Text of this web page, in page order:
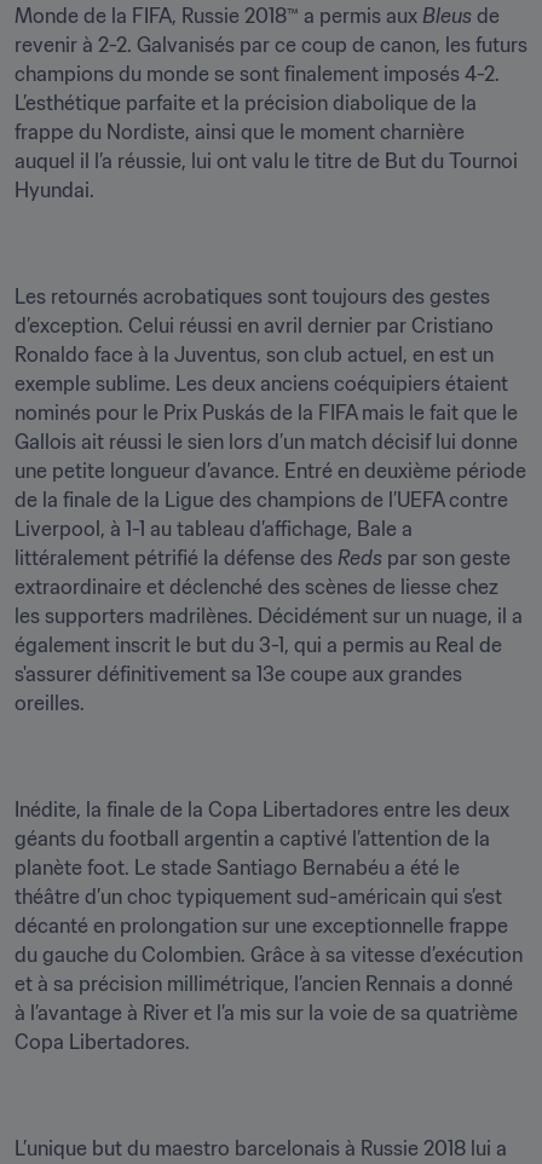
Monde de la FIFA, Russie 2018™ a permis aux Bleus de
revenir à 2-2. Galvanisés par ce coup de canon, les futurs
champions du monde se sont finalement imposés 4-2.
L’esthétique parfaite et la précision diabolique de la
frappe du Nordiste, ainsi que le moment charnière
auquel il l’a réussie, lui ont valu le titre de But du Tournoi
Hyundai.
Les retournés acrobatiques sont toujours des gestes
d’exception. Celui réussi en avril dernier par Cristiano
Ronaldo face à la Juventus, son club actuel, en est un
exemple sublime. Les deux anciens coéquipiers étaient
nominés pour le Prix Puskás de la FIFA mais le fait que le
Gallois ait réussi le sien lors d’un match décisif lui donne
une petite longueur d’avance. Entré en deuxième période
de la finale de la Ligue des champions de l’UEFA contre
Liverpool, à 1-1 au tableau d’affichage, Bale a
littéralement pétrifié la défense des Reds par son geste
extraordinaire et déclenché des scènes de liesse chez
les supporters madrilènes. Décidément sur un nuage, il a
également inscrit le but du 3-1, qui a permis au Real de
s'assurer définitivement sa 13e coupe aux grandes
oreilles.
Inédite, la finale de la Copa Libertadores entre les deux
géants du football argentin a captivé l’attention de la
planète foot. Le stade Santiago Bernabéu a été le
théâtre d’un choc typiquement sud-américain qui s’est
décanté en prolongation sur une exceptionnelle frappe
du gauche du Colombien. Grâce à sa vitesse d’exécution
et à sa précision millimétrique, l’ancien Rennais a donné
à l’avantage à River et l’a mis sur la voie de sa quatrième
Copa Libertadores.
L’unique but du maestro barcelonais à Russie 2018 lui a